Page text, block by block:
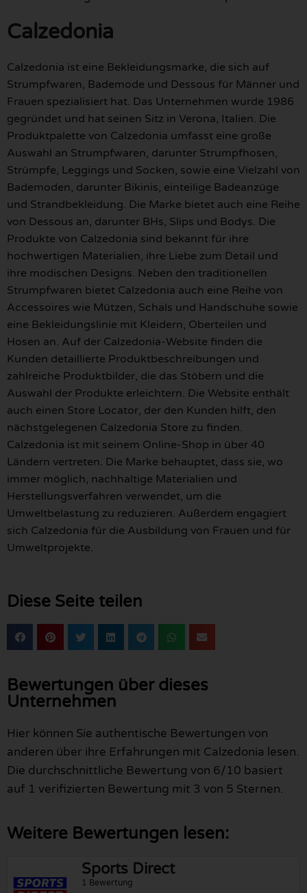
Calzedonia
Calzedonia ist eine Bekleidungsmarke, die sich auf
Strumpfwaren, Bademode und Dessous für Männer und
Frauen spezialisiert hat. Das Unternehmen wurde 1986
gegründet und hat seinen Sitz in Verona, Italien. Die
Produktpalette von Calzedonia umfasst eine große
Auswahl an Strumpfwaren, darunter Strumpfhosen,
Strümpfe, Leggings und Socken, sowie eine Vielzahl von
Bademoden, darunter Bikinis, einteilige Badeanzüge
und Strandbekleidung. Die Marke bietet auch eine Reihe
von Dessous an, darunter BHs, Slips und Bodys. Die
Produkte von Calzedonia sind bekannt für ihre
hochwertigen Materialien, ihre Liebe zum Detail und
ihre modischen Designs. Neben den traditionellen
Strumpfwaren bietet Calzedonia auch eine Reihe von
Accessoires wie Mützen, Schals und Handschuhe sowie
eine Bekleidungslinie mit Kleidern, Oberteilen und
Hosen an. Auf der Calzedonia-Website finden die
Kunden detaillierte Produktbeschreibungen und
zahlreiche Produktbilder, die das Stöbern und die
Auswahl der Produkte erleichtern. Die Website enthält
auch einen Store Locator, der den Kunden hilft, den
nächstgelegenen Calzedonia Store zu finden.
Calzedonia ist mit seinem Online-Shop in über 40
Ländern vertreten. Die Marke behauptet, dass sie, wo
immer möglich, nachhaltige Materialien und
Herstellungsverfahren verwendet, um die
Umweltbelastung zu reduzieren. Außerdem engagiert
sich Calzedonia für die Ausbildung von Frauen und für
Umweltprojekte.
Diese Seite teilen
Bewertungen über dieses
Unternehmen
Hier können Sie authentische Bewertungen von
anderen über ihre Erfahrungen mit Calzedonia lesen.
Die durchschnittliche Bewertung von 6/10 basiert
auf 1 verifizierten Bewertung mit 3 von 5 Sternen.
Weitere Bewertungen lesen:
Sports Direct
1 Bewertung